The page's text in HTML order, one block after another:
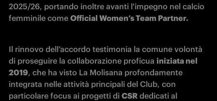
2025/26, portando inoltre avanti l'impegno nel calcio
femminile come Official Women’s Team Partner.
Il rinnovo dell’accordo testimonia la comune volontà
di proseguire la collaborazione proficua iniziata nel
2019, che ha visto La Molisana profondamente
integrata nelle attività principali del Club, con
particolare focus ai progetti di CSR dedicati al